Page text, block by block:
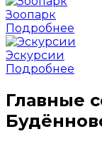
Зоопарк
Подробнее
Эскурсии
Подробнее
Главные